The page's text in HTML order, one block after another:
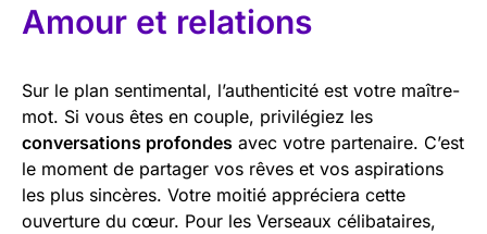
Amour et relations
Sur le plan sentimental, l’authenticité est votre maître-
mot. Si vous êtes en couple, privilégiez les
conversations profondes avec votre partenaire. C’est
le moment de partager vos rêves et vos aspirations
les plus sincères. Votre moitié appréciera cette
ouverture du cœur. Pour les Verseaux célibataires,